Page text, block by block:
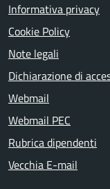
Informativa privacy
Cookie Policy
Note legali
Dichiarazione di
Webmail
Webmail PEC
Rubrica dipendenti
Vecchia E-mail